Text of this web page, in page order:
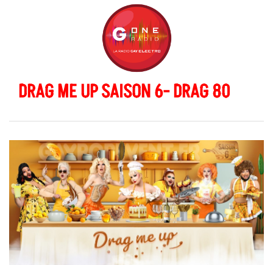
DRAG ME UP SAISON 6- DRAG 80